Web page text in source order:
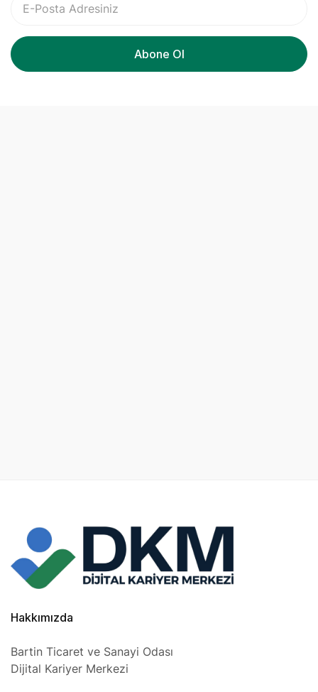
Hakkımızda
Bartin Ticaret ve Sanayi Odası
Dijital Kariyer Merkezi